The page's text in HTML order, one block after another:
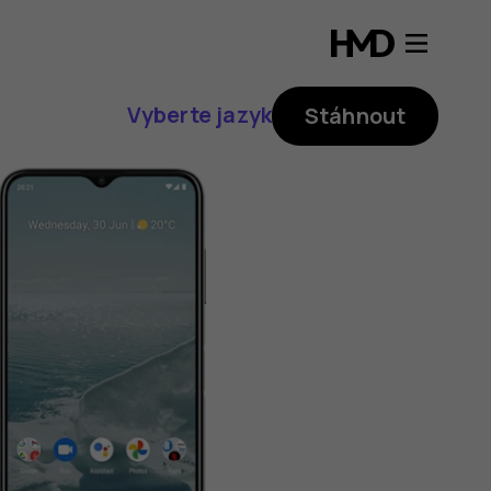
Vyberte jazyk Stáhnout